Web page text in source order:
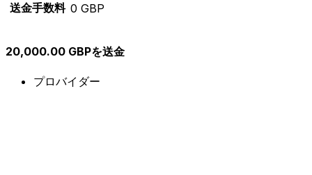
送金手数料 0 GBP
20,000.00 GBPを送金
プロバイダー